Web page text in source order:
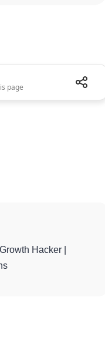
page
Hacker |